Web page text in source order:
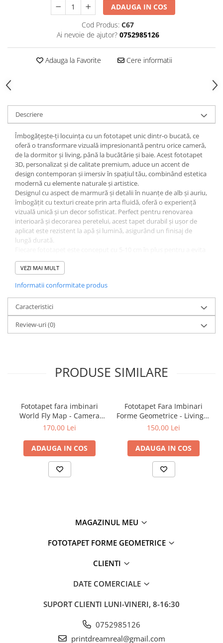
ADAUGA IN COS
Cod Produs: C67
Ai nevoie de ajutor? 0752985126
Adauga la Favorite Cere informatii
Descriere
Îmbogățește-ți locuința cu un fototapet unic dintr-o bucată, ce
oferă o transformare vizuală impresionantă pentru orice cameră,
de la dormitor și living, până la bucătărie și baie. Acest fototapet
3D, personalizat și de calitate premium, aduce un accent de
design contemporan și imersiv în spațiul tău, combinând estetica
modernă cu elemente naturale și artistice.
Designul cu aspect de marmură și detalii în nuanțe de alb și auriu,
îmbogățit cu texturi create prin arta fluidă, oferă o experiență
vizuală unică și un decor sofisticat. Perfect pentru renovarea
interioară și decorarea peretelui, acest tapet durabil și ușor de
aplicat este rezistent la apă și lumină, asigurând un finisaj de
lungă durată.
orice denivelări sau erori ale peretelui, facilitând o instalare
netedă și profesională. Acest accesoriu decorativ este o alegere
atrăgător și să creeze o atmosferă de înfrumusețare în camera
lor.
VEZI MAI MULT
Informatii conformitate produs
Caracteristici
Review-uri(0)
PRODUSE SIMILARE
Fototapet fara imbinari
World Fly Map - Camera
Copilului
170,00 Lei
ADAUGA IN COS
Fototapet Fara Imbinari
Forme Geometrice - Living &
Dormitor
150,00 Lei
ADAUGA IN COS
MAGAZINUL MEU
FOTOTAPET FORME GEOMETRICE
CLIENTI
DATE COMERCIALE
SUPORT CLIENTI LUNI-VINERI, 8-16:30
0752985126
printdreamreal@gmail.com